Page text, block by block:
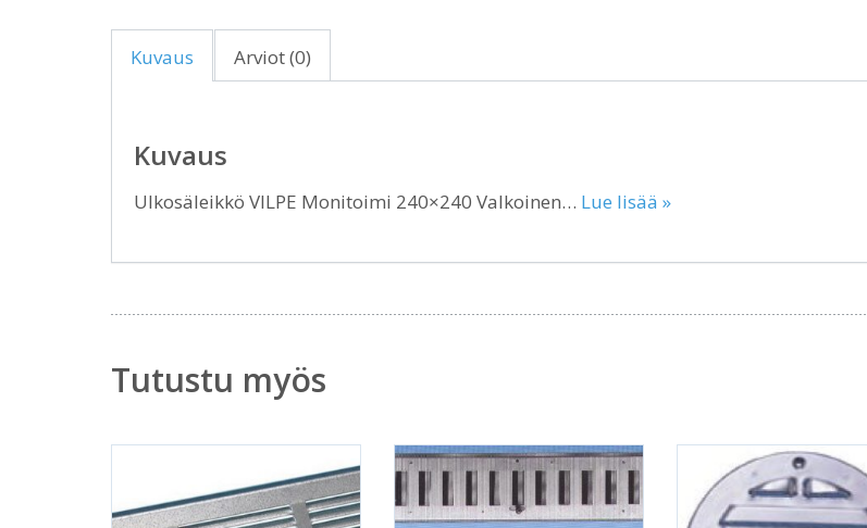
Kuvaus Arviot (0)
Kuvaus
Ulkosäleikkö VILPE Monitoimi 240×240 Valkoinen… Lue lisää »
Tutustu myös